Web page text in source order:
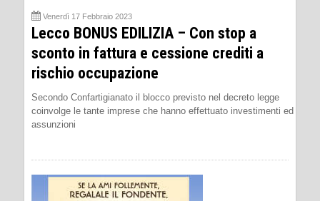
Venerdì 17 Febbraio 2023
Lecco BONUS EDILIZIA – Con stop a
sconto in fattura e cessione crediti a
rischio occupazione
Secondo Confartigianato il blocco previsto nel decreto legge
coinvolge le tante imprese che hanno effettuato investimenti ed
assunzioni